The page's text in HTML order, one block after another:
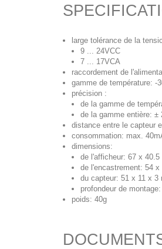
large tolérance de la
9 ... 24VCC
7 ... 17VCA
raccordement de
gamme de température: -
précision :
de la gamme de
de la gamme entière: ±
distance entre le capteur
consommation: max.
dimensions:
de l'afficheur: 67 x 40.5
de l'encastrement: 54 x
du capteur: 51 x 11 x 3
profondeur de
poids: 40g